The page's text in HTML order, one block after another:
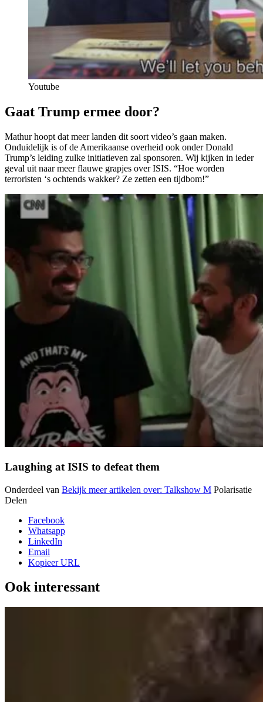
Youtube
Gaat Trump ermee door?
Mathur hoopt dat meer landen dit soort video’s gaan maken.
Onduidelijk is of de Amerikaanse overheid ook onder Donald
Trump’s leiding zulke initiatieven zal sponsoren. Wij kijken in ieder
geval uit naar meer flauwe grapjes over ISIS. “Hoe worden
terroristen ‘s ochtends wakker? Ze zetten een tijdbom!”
Laughing at ISIS to defeat them
Onderdeel van Bekijk meer artikelen over: Talkshow M Polarisatie
Delen
Facebook
Whatsapp
LinkedIn
Email
Kopieer URL
Ook interessant